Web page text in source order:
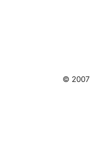
© 2007